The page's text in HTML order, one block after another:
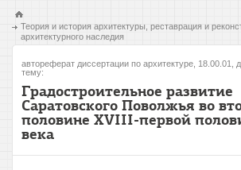
Теория и история архитектуры, реставрация и
архитектурного наследия
автореферат диссертации по архитектуре, 18.00.01,
тему:
Градостроительное развитие
Саратовского Поволжья во
половине XVIII-первой
века